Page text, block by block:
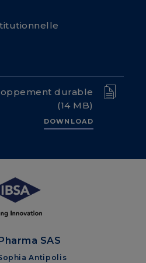
durable
(14 MB)
DOWNLOAD
SAS
Antipolis